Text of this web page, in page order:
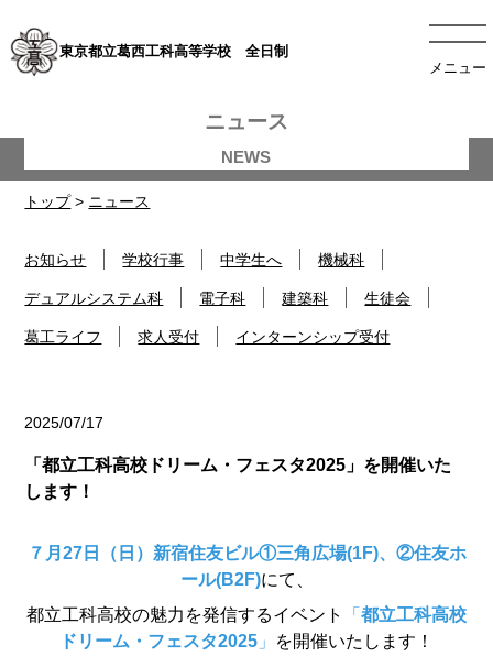
東京都立葛西工科高等学校 全日制
メニュー
トップ> ニュース
ニュース
お知らせ 学校行事 中学生へ 機械科
デュアルシステム科 電子科 建築科 生徒会
葛工ライフ 求人受付 インターンシップ受付
2025/07/17
「都立工科高校ドリーム・フェスタ2025」を開催いた
します！
７月27日（日）新宿住友ビル①三角広場(1F)、②住友ホ
ール(B2F)にて、
都立工科高校の魅力を発信するイベント
「 都立工科高校
ドリーム・フェスタ2025 」
を開催いたします！